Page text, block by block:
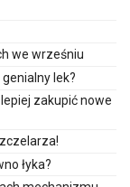
we wrześniu
lek?
zakupić nowe
łyka?